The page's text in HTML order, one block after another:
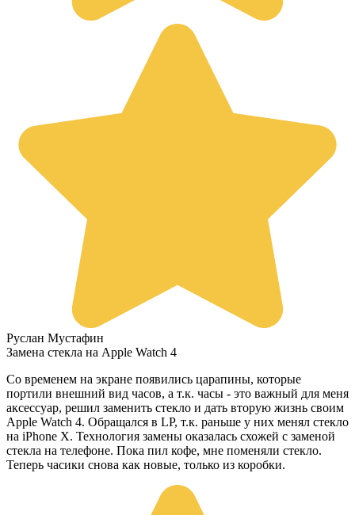
Руслан Мустафин
Замена стекла на Apple Watch 4
Со временем на экране появились царапины, которые
портили внешний вид часов, а т.к. часы - это важный для меня
аксессуар, решил заменить стекло и дать вторую жизнь своим
Apple Watch 4. Обращался в LP, т.к. раньше у них менял стекло
на iPhone X. Технология замены оказалась схожей с заменой
стекла на телефоне. Пока пил кофе, мне поменяли стекло.
Теперь часики снова как новые, только из коробки.